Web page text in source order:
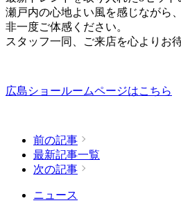
瀬戸内の心地よい風を感じながら
非一度ご体感ください。
スタッフ一同、ご来店を心よりお
広島ショールームページはこちら
前の記事
最新記事一覧
次の記事
ニュース